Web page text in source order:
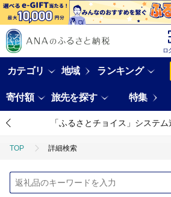
ロ
カテゴリ 地域 ランキング
寄付額 旅先を探す 特集
「ふるさとチョイス」システ
TOP 詳細検索